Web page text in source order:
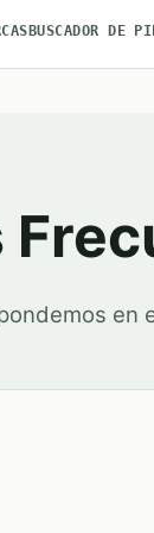
BUSCADOR DE
en